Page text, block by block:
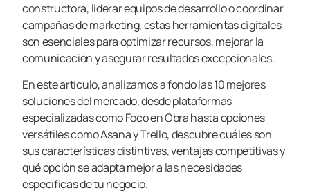
constructora, liderar equipos de desarrollo o coordinar
campañas de marketing, estas herramientas digitales
son esenciales para optimizar recursos, mejorar la
comunicación y asegurar resultados excepcionales.
En este artículo, analizamos a fondo las 10 mejores
soluciones del mercado, desde plataformas
especializadas como Foco en Obra hasta opciones
versátiles como Asana y Trello, descubre cuáles son
sus características distintivas, ventajas competitivas y
qué opción se adapta mejor a las necesidades
específicas de tu negocio.